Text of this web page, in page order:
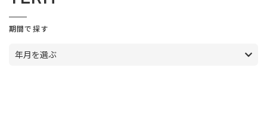
期間で探す
年月を選ぶ